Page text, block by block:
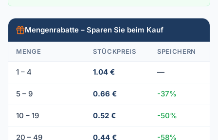
Mengenrabatte – Sparen Sie beim Kauf
MENGE STÜCKPREIS SPEICHERN
1 – 4 1.04 € —
5 – 9 0.66 € -37%
10 – 19 0.52 € -50%
20 – 49 0.44 € -58%